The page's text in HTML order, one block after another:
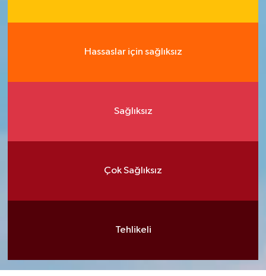
Hassaslar için sağlıksız
Sağlıksız
Çok Sağlıksız
Tehlikeli